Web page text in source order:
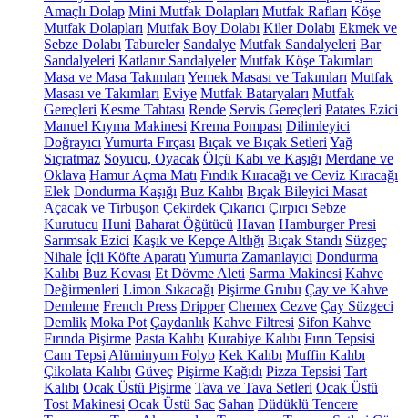
Amaçlı Dolap Mini Mutfak Dolapları Mutfak Rafları Köşe
Mutfak Dolapları Mutfak Boy Dolabı Kiler Dolabı Ekmek ve
Sebze Dolabı Tabureler Sandalye Mutfak Sandalyeleri Bar
Sandalyeleri Katlanır Sandalyeler Mutfak Köşe Takımları
Masa ve Masa Takımları Yemek Masası ve Takımları Mutfak
Masası ve Takımları Eviye Mutfak Bataryaları Mutfak
Gereçleri Kesme Tahtası Rende Servis Gereçleri Patates Ezici
Manuel Kıyma Makinesi Krema Pompası Dilimleyici
Doğrayıcı Yumurta Fırçası Bıçak ve Bıçak Setleri Yağ
Sıçratmaz Soyucu, Oyacak Ölçü Kabı ve Kaşığı Merdane ve
Oklava Hamur Açma Matı Fındık Kıracağı ve Ceviz Kıracağı
Elek Dondurma Kaşığı Buz Kalıbı Bıçak Bileyici Masat
Açacak ve Tirbuşon Çekirdek Çıkarıcı Çırpıcı Sebze
Kurutucu Huni Baharat Öğütücü Havan Hamburger Presi
Sarımsak Ezici Kaşık ve Kepçe Altlığı Bıçak Standı Süzgeç
Nihale İçli Köfte Aparatı Yumurta Zamanlayıcı Dondurma
Kalıbı Buz Kovası Et Dövme Aleti Sarma Makinesi Kahve
Değirmenleri Limon Sıkacağı Pişirme Grubu Çay ve Kahve
Demleme French Press Dripper Chemex Cezve Çay Süzgeci
Demlik Moka Pot Çaydanlık Kahve Filtresi Sifon Kahve
Fırında Pişirme Pasta Kalıbı Kurabiye Kalıbı Fırın Tepsisi
Cam Tepsi Alüminyum Folyo Kek Kalıbı Muffin Kalıbı
Çikolata Kalıbı Güveç Pişirme Kağıdı Pizza Tepsisi Tart
Kalıbı Ocak Üstü Pişirme Tava ve Tava Setleri Ocak Üstü
Tost Makinesi Ocak Üstü Sac Sahan Düdüklü Tencere